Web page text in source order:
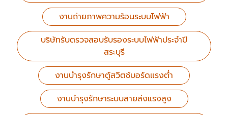
งานถ่ายภาพความร้อนระบบไฟฟ้า
บริษัทรับตรวจสอบรับรองระบบไฟฟ้าประจำปี
สระบุรี
งานบำรุงรักษาตู้สวิตช์บอร์ดแรงต่ำ
งานบำรุงรักษาระบบสายส่งแรงสูง